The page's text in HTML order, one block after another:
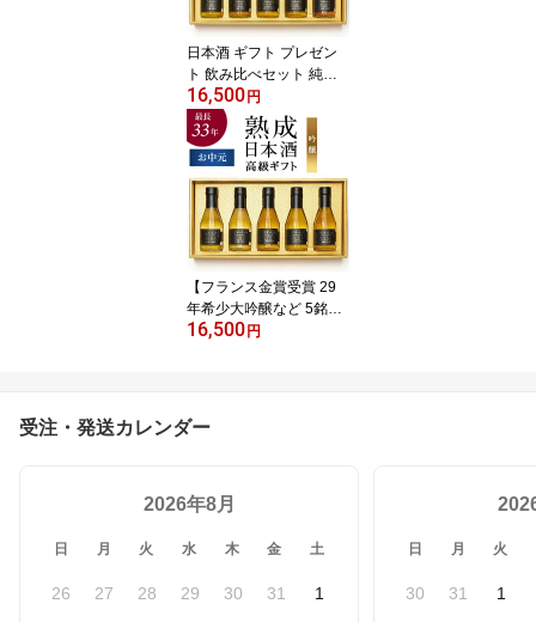
定年 化粧箱 熨斗
日本酒 ギフト プレゼン
ト 飲み比べセット 純米
酒 純米吟醸 辛口 甘口 高
級 長期熟成 / 父の日 ギフ
ト お中元 御中元 送料無
料 希少 古酒 最長28年 5
銘柄 『古昔の美酒 純
米』 お酒 祝い酒 誕生日
お父さん 父 義父 北陸 小
瓶 贈答品 男性 化粧箱 熨
斗
16,500 円
【フランス金賞受賞 29
年希少大吟醸など 5銘柄
飲み比べセット】吟醸系
ギフト お中元 御中元 退
職祝い 送別会 歓送迎会
ん 父
16,500 円
受注・発送カレンダー
2026年8月
日 月 火 水 木 金 土
26 27 28 29 30 31 1
日 月 火
30 31 1